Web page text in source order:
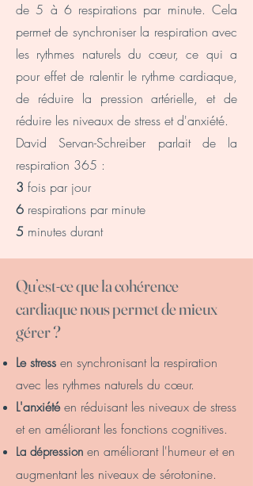
de 5 à 6 respirations par minute. Cela
permet de synchroniser la respiration avec
les rythmes naturels du cœur, ce qui a
pour effet de ralentir le rythme cardiaque,
de réduire la pression artérielle, et de
réduire les niveaux de stress et d'anxiété.
David Servan-Schreiber parlait de la
respiration 365 :
3 fois par jour
6 respirations par minute
5 minutes durant
Qu’est-ce que la cohérence
cardiaque nous permet de mieux
gérer ?
Le stress en synchronisant la respiration
avec les rythmes naturels du cœur.
L'anxiétéen réduisant les niveaux de stress
et en améliorant les fonctions cognitives.
La dépression en améliorant l'humeur et en
augmentant les niveaux de sérotonine.